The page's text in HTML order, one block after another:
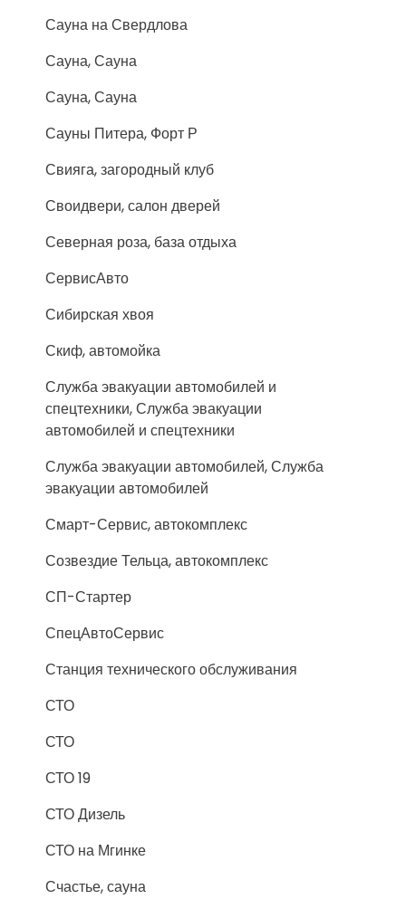
Сауна на Свердлова
Сауна, Сауна
Сауна, Сауна
Сауны Питера, Форт Р
Свияга, загородный клуб
Своидвери, салон дверей
Северная роза, база отдыха
СервисАвто
Сибирская хвоя
Скиф, автомойка
Служба эвакуации автомобилей и
спецтехники, Служба эвакуации
автомобилей и спецтехники
Служба эвакуации автомобилей, Служба
эвакуации автомобилей
Смарт-Сервис, автокомплекс
Созвездие Тельца, автокомплекс
СП-Стартер
СпецАвтоСервис
Станция технического обслуживания
СТО
СТО
СТО 19
СТО Дизель
СТО на Мгинке
Счастье, сауна